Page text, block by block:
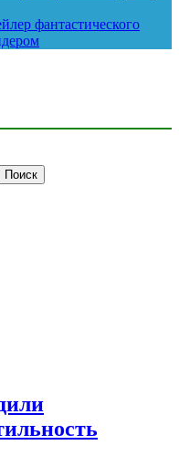
фантастического